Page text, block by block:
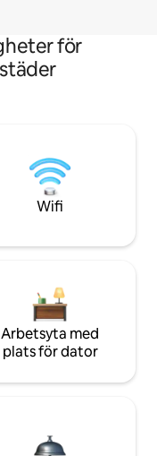
för
Wifi
Arbetsyta med
plats för dator